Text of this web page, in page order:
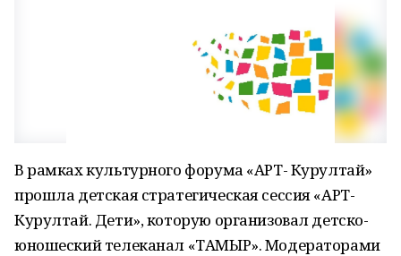
В рамках культурного форума «АРТ- Курултай»
прошла детская стратегическая сессия «АРТ-
Курултай. Дети», которую организовал детско-
юношеский телеканал «ТАМЫР». Модераторами